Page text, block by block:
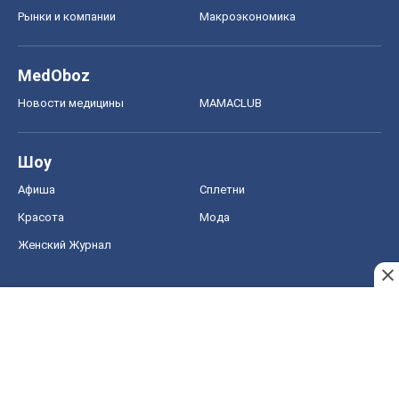
Рынки и компании Mакроэкономика
MedOboz
Новости медицины MAMACLUB
Шоу
Афиша Сплетни
Красота Мода
Женский Журнал